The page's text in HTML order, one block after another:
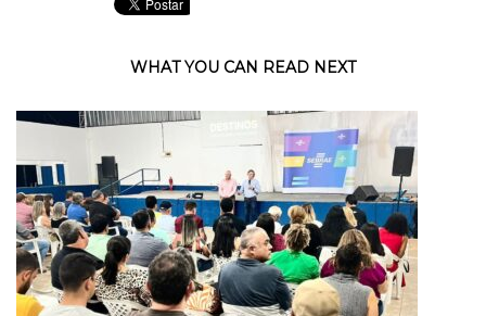
WHAT YOU CAN READ NEXT